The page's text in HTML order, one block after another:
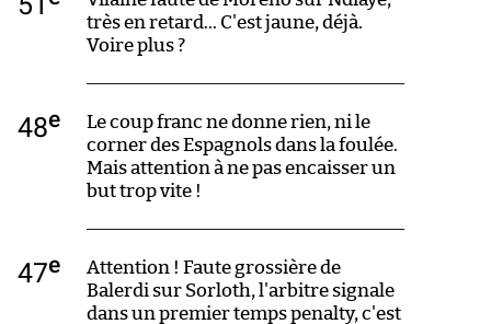
très en retard... C'est jaune, déjà.
Voire plus ?
48e
Le coup franc ne donne rien, ni le
corner des Espagnols dans la foulée.
Mais attention à ne pas encaisser un
but trop vite !
47e
Attention ! Faute grossière de
Balerdi sur Sorloth, l'arbitre signale
dans un premier temps penalty, c'est